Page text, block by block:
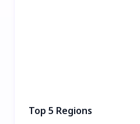
Top 5 Regions